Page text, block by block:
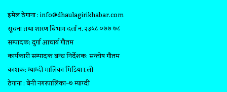
इमेल ठेगाना :info@dhaulagirikhabar.com
सूचना तथा प्रशारण बिभाग दर्ता न. २३५८ ०७७ ७८
सम्पादक: दुर्गा आचार्य गौतम
कार्यकारी सम्पादक प्रबन्ध निर्देशक: सन्तोष गौतम
प्रकाशक: म्याग्दी मालिका मिडिया प्रा.ली
ठेगाना : बेनी नगरपालिका–७ म्याग्दी